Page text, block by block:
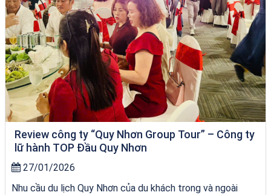
Review công ty “Quy Nhơn Group Tour” – Công ty
lữ hành TOP Đầu Quy Nhơn
27/01/2026
Nhu cầu du lịch Quy Nhơn của du khách trong và ngoài